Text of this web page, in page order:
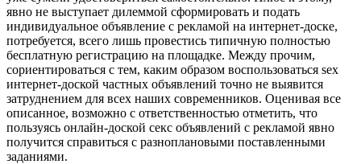
явно не выступает дилеммой сформировать и подать
индивидуальное объявление с рекламой на интернет-доске,
потребуется, всего лишь провестись типичную полностью
бесплатную регистрацию на площадке. Между прочим,
сориентироваться с тем, каким образом воспользоваться sex
интернет-доской частных объявлений точно не выявится
затруднением для всех наших современников. Оценивая все
описанное, возможно с ответственностью отметить, что
пользуясь онлайн-доской секс объявлений с рекламой явно
получится справиться с разноплановыми поставленными
заданиями.